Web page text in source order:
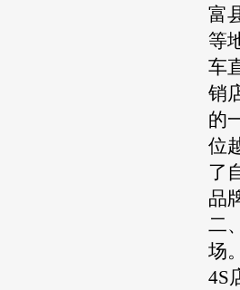
富
等
车
销
的
位
了
品
二
场
4S